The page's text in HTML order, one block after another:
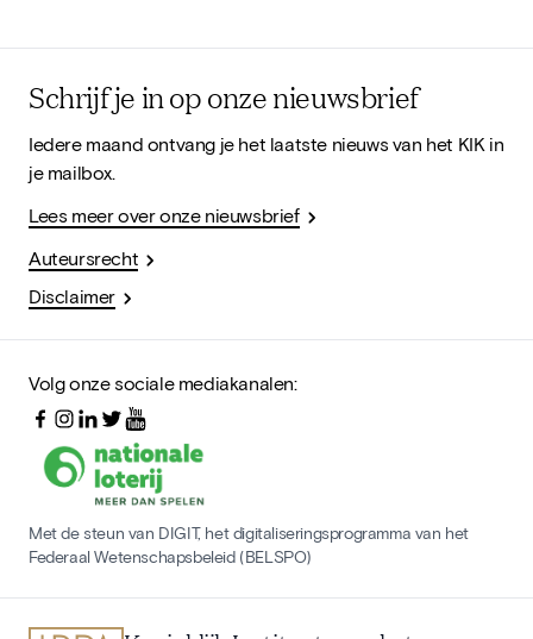
Schrijf je in op onze nieuwsbrief
Iedere maand ontvang je het laatste nieuws van het KIK in
je mailbox.
Lees meer over onze nieuwsbrief
Auteursrecht
Disclaimer
Volg onze sociale mediakanalen:
Met de steun van DIGIT, het digitaliseringsprogramma van het
Federaal Wetenschapsbeleid (BELSPO)